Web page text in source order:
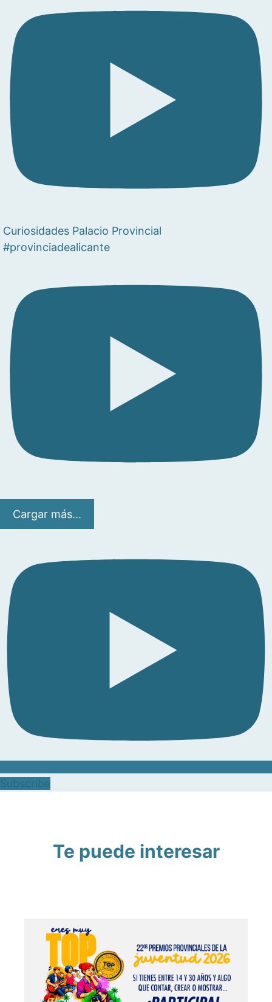
Curiosidades Palacio Provincial
#provinciadealicante
Cargar más...
Te puede interesar